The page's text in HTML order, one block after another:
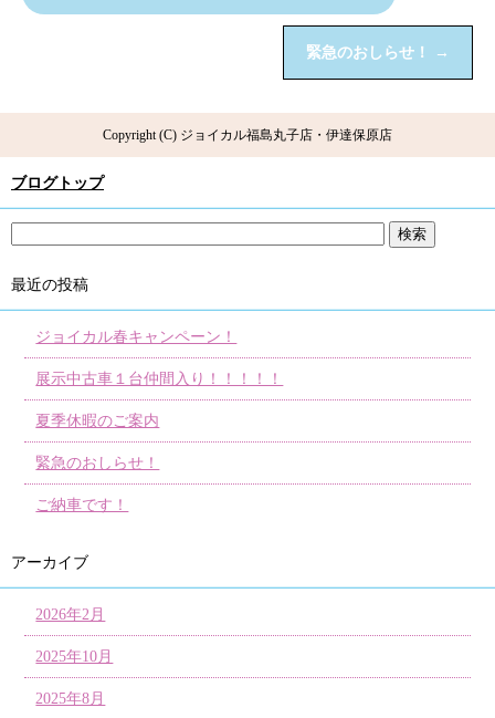
緊急のおしらせ！ →
Copyright (C) ジョイカル福島丸子店・伊達保原店
ブログトップ
最近の投稿
ジョイカル春キャンペーン！
展示中古車１台仲間入り！！！！！
夏季休暇のご案内
緊急のおしらせ！
ご納車です！
アーカイブ
2026年2月
2025年10月
2025年8月